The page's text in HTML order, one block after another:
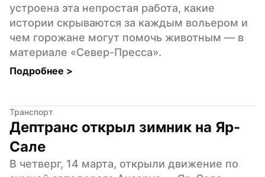
устроена эта непростая работа, какие
истории скрываются за каждым вольером и
чем горожане могут помочь животным — в
материале «Север-Пресса».
Подробнее >
Транспорт
Дептранс открыл зимник на Яр-
Сале
В четверг, 14 марта, открыли движение по